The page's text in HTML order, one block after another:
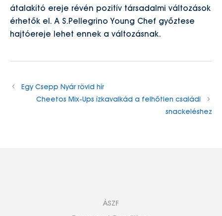
átalakító ereje révén pozitív társadalmi változások
érhetők el. A S.Pellegrino Young Chef győztese
hajtóereje lehet ennek a változásnak.
Egy Csepp Nyár rövid hír
Cheetos Mix-Ups ízkavalkád a felhőtlen családi
snackeléshez
ÁSZF